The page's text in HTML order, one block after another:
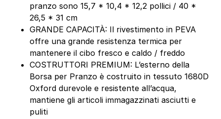
pranzo sono 15,7 * 10,4 * 12,2 pollici / 40 *
26,5 * 31 cm
GRANDE CAPACITÀ: Il rivestimento in PEVA
offre una grande resistenza termica per
mantenere il cibo fresco e caldo / freddo
COSTRUTTORI PREMIUM: L’esterno della
Borsa per Pranzo è costruito in tessuto 1680D
Oxford durevole e resistente all’acqua,
mantiene gli articoli immagazzinati asciutti e
puliti